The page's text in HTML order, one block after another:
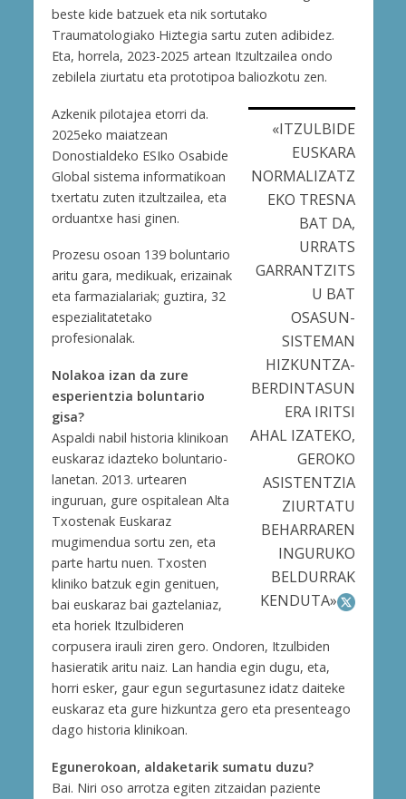
beste kide batzuek eta nik sortutako
Traumatologiako Hiztegia sartu zuten adibidez.
Eta, horrela, 2023-2025 artean Itzultzailea ondo
zebilela ziurtatu eta prototipoa baliozkotu zen.
«ITZULBIDE
EUSKARA
NORMALIZATZ
EKO TRESNA
BAT DA,
URRATS
GARRANTZITS
U BAT
OSASUN-
SISTEMAN
HIZKUNTZA-
BERDINTASUN
ERA IRITSI
AHAL IZATEKO,
GEROKO
ASISTENTZIA
ZIURTATU
BEHARRAREN
INGURUKO
BELDURRAK
KENDUTA»
Azkenik pilotajea etorri da.
2025eko maiatzean
Donostialdeko ESIko Osabide
Global sistema informatikoan
txertatu zuten itzultzailea, eta
orduantxe hasi ginen.
Prozesu osoan 139 boluntario
aritu gara, medikuak, erizainak
eta farmazialariak; guztira, 32
espezialitatetako
profesionalak.
Nolakoa izan da zure
esperientzia boluntario
gisa?
Aspaldi nabil historia klinikoan
euskaraz idazteko boluntario-
lanetan. 2013. urtearen
inguruan, gure ospitalean Alta
Txostenak Euskaraz
mugimendua sortu zen, eta
parte hartu nuen. Txosten
kliniko batzuk egin genituen,
bai euskaraz bai gaztelaniaz,
eta horiek Itzulbideren
corpusera irauli ziren gero. Ondoren, Itzulbiden
hasieratik aritu naiz. Lan handia egin dugu, eta,
horri esker, gaur egun segurtasunez idatz daiteke
euskaraz eta gure hizkuntza gero eta presenteago
dago historia klinikoan.
Egunerokoan, aldaketarik sumatu duzu?
Bai. Niri oso arrotza egiten zitzaidan paziente